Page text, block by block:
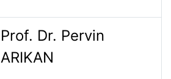
Prof. Dr. Pervin
ARIKAN